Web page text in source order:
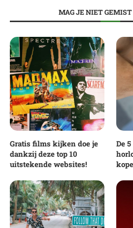
MAG JE NIET
Gratis films kijken doe je
dankzij deze top 10
uitstekende websites!
De